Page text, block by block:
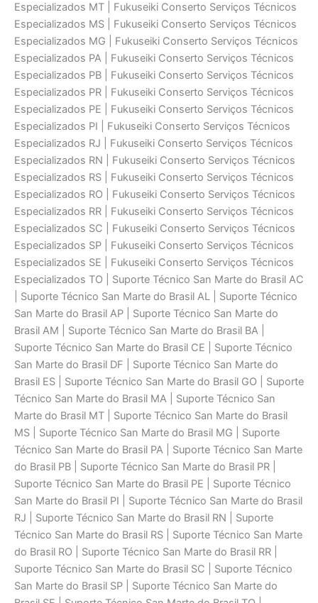
Especializados MT | Fukuseiki Conserto Serviços Técnicos
Especializados MS | Fukuseiki Conserto Serviços Técnicos
Especializados MG | Fukuseiki Conserto Serviços Técnicos
Especializados PA | Fukuseiki Conserto Serviços Técnicos
Especializados PB | Fukuseiki Conserto Serviços Técnicos
Especializados PR | Fukuseiki Conserto Serviços Técnicos
Especializados PE | Fukuseiki Conserto Serviços Técnicos
Especializados PI | Fukuseiki Conserto Serviços Técnicos
Especializados RJ | Fukuseiki Conserto Serviços Técnicos
Especializados RN | Fukuseiki Conserto Serviços Técnicos
Especializados RS | Fukuseiki Conserto Serviços Técnicos
Especializados RO | Fukuseiki Conserto Serviços Técnicos
Especializados RR | Fukuseiki Conserto Serviços Técnicos
Especializados SC | Fukuseiki Conserto Serviços Técnicos
Especializados SP | Fukuseiki Conserto Serviços Técnicos
Especializados SE | Fukuseiki Conserto Serviços Técnicos
Especializados TO | Suporte Técnico San Marte do Brasil AC
| Suporte Técnico San Marte do Brasil AL | Suporte Técnico
San Marte do Brasil AP | Suporte Técnico San Marte do
Brasil AM | Suporte Técnico San Marte do Brasil BA |
Suporte Técnico San Marte do Brasil CE | Suporte Técnico
San Marte do Brasil DF | Suporte Técnico San Marte do
Brasil ES | Suporte Técnico San Marte do Brasil GO | Suporte
Técnico San Marte do Brasil MA | Suporte Técnico San
Marte do Brasil MT | Suporte Técnico San Marte do Brasil
MS | Suporte Técnico San Marte do Brasil MG | Suporte
Técnico San Marte do Brasil PA | Suporte Técnico San Marte
do Brasil PB | Suporte Técnico San Marte do Brasil PR |
Suporte Técnico San Marte do Brasil PE | Suporte Técnico
San Marte do Brasil PI | Suporte Técnico San Marte do Brasil
RJ | Suporte Técnico San Marte do Brasil RN | Suporte
Técnico San Marte do Brasil RS | Suporte Técnico San Marte
do Brasil RO | Suporte Técnico San Marte do Brasil RR |
Suporte Técnico San Marte do Brasil SC | Suporte Técnico
San Marte do Brasil SP | Suporte Técnico San Marte do